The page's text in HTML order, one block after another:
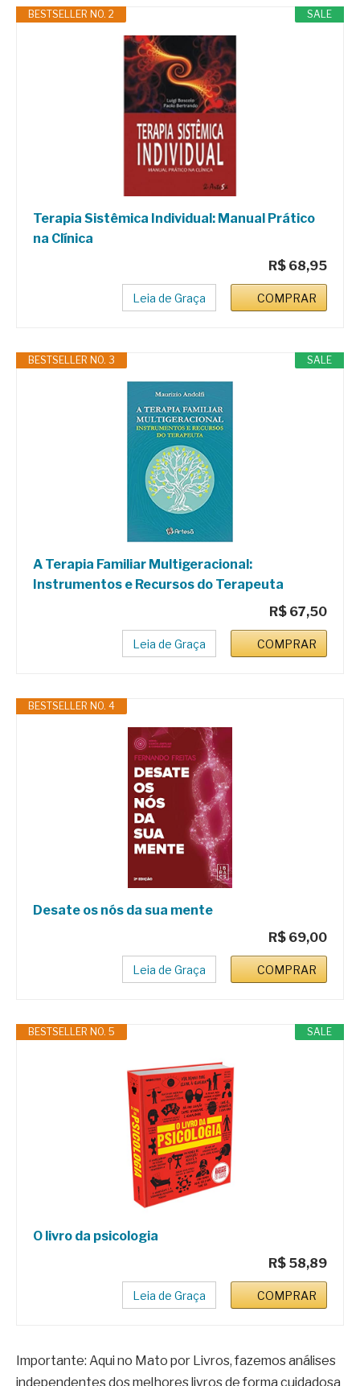
SALE
BESTSELLER NO. 2
Terapia Sistêmica Individual: Manual Prático
na Clínica
R$ 68,95
Leia de Graça COMPRAR
SALE
BESTSELLER NO. 3
A Terapia Familiar Multigeracional:
Instrumentos e Recursos do Terapeuta
R$ 67,50
Leia de Graça COMPRAR
BESTSELLER NO. 4
Desate os nós da sua mente
R$ 69,00
Leia de Graça COMPRAR
SALE
BESTSELLER NO. 5
O livro da psicologia
R$ 58,89
Leia de Graça COMPRAR
Importante: Aqui no Mato por Livros, fazemos análises
independentes dos melhores livros de forma cuidadosa